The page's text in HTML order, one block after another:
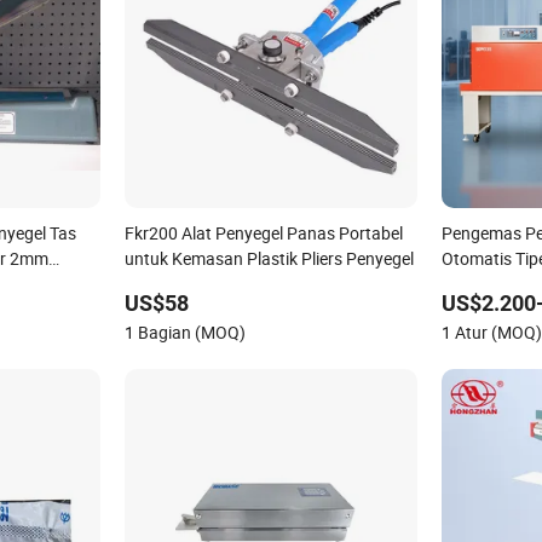
Tas
2mm
Fkr200 Alat Penyegel Panas Portabel
untuk Kemasan Plastik Pliers Penyegel
US$58
1 Bagian (MOQ)
Pengemas
Otomatis
1 Atur (MOQ)